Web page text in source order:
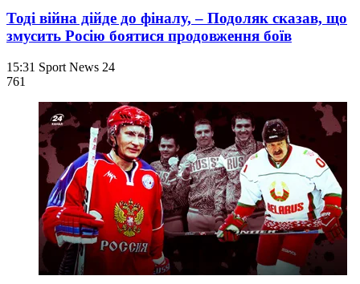
Тоді війна дійде до фіналу, – Подоляк сказав, що
змусить Росію боятися продовження боїв
15:31 Sport News 24
761